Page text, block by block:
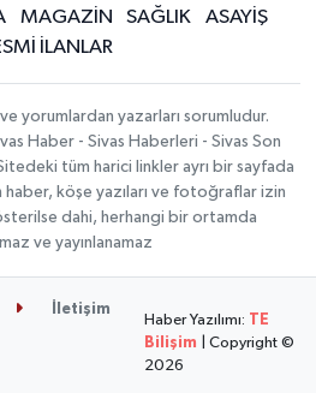
MAGAZİN SAĞLIK
ASAYİŞ
İLANLAR
yorumlardan yazarları sorumludur.
Haber - Sivas Haberleri - Sivas Son
tüm harici linkler ayrı bir sayfada
haber, köşe yazıları ve fotoğraflar izin
dahi, herhangi bir ortamda
ve yayınlanamaz
İletişim
Haber Yazılımı: TE
Bilişim | Copyright ©
2026